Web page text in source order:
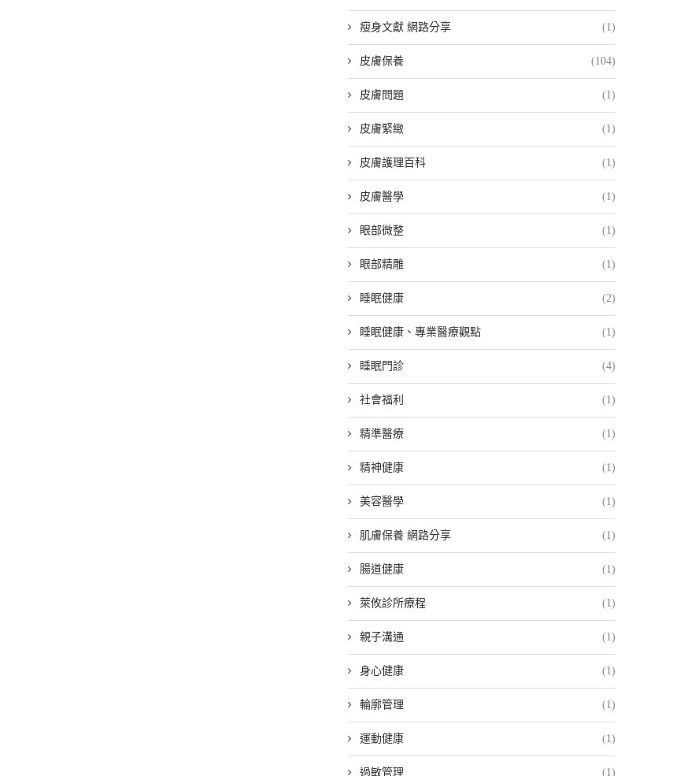
瘦身文獻 網路分享 (1)
皮膚保養 (104)
皮膚問題 (1)
皮膚緊緻 (1)
皮膚護理百科 (1)
皮膚醫學 (1)
眼部微整 (1)
眼部精雕 (1)
睡眠健康 (2)
睡眠健康、專業醫療觀點 (1)
睡眠門診 (4)
社會福利 (1)
精準醫療 (1)
精神健康 (1)
美容醫學 (1)
肌膚保養 網路分享 (1)
腸道健康 (1)
萊攸診所療程 (1)
親子溝通 (1)
身心健康 (1)
輪廓管理 (1)
運動健康 (1)
過敏管理 (1)